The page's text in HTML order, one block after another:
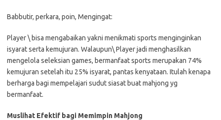
Babbutir, perkara, poin, Mengingat:
Player \ bisa mengabaikan yakni menikmati sports menginginkan
isyarat serta kemujuran. Walaupun\ Player jadi menghasilkan
mengelola seleksian games, bermanfaat sports merupakan 74%
kemujuran setelah itu 25% isyarat, pantas kenyataan. Itulah kenapa
berharga bagi mempelajari sudut siasat buat mahjong yg
bermanfaat.
Muslihat Efektif bagi Memimpin Mahjong